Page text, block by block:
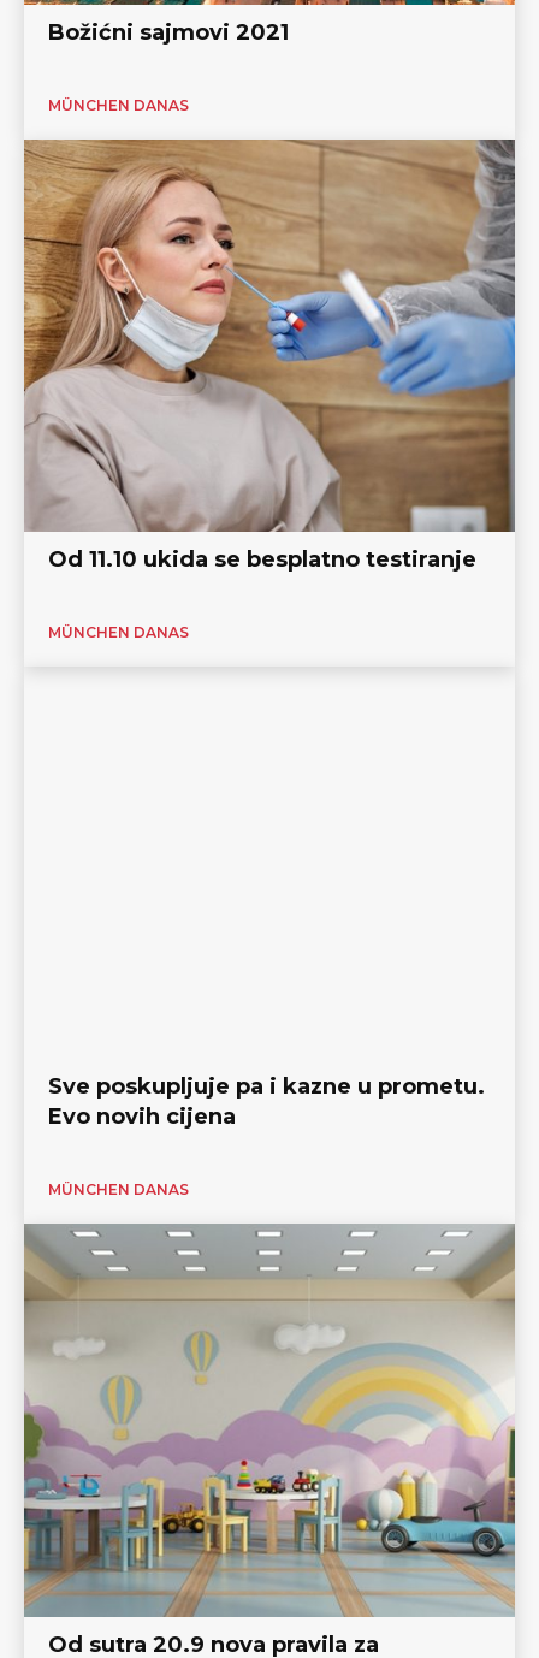
Božićni sajmovi 2021
MÜNCHEN DANAS
Od 11.10 ukida se besplatno testiranje
MÜNCHEN DANAS
Sve poskupljuje pa i kazne u prometu.
Evo novih cijena
MÜNCHEN DANAS
Od sutra 20.9 nova pravila za